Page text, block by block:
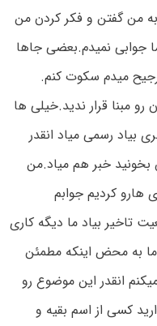
من گفتن و فکر کردن من
جوابی نمیدم.بعضی جاها
میدم سکوت کنم.
مبنا قرار ندید.خیلی ها
بیاد رسمی میاد انقدر
درس بخونید خبر هم میاد.من
هارو کردیم جوابم
تاخیر بیاد ما دیگه کاری
به محض اینکه مطمئن
انقدر این موضوع رو
کسی از اسم بقیه و